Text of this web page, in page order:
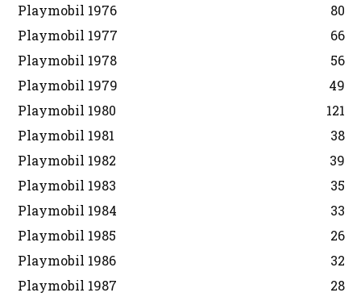
Playmobil 1976
80
Playmobil 1977
66
Playmobil 1978
56
Playmobil 1979
49
Playmobil 1980
121
Playmobil 1981
38
Playmobil 1982
39
Playmobil 1983
35
Playmobil 1984
33
Playmobil 1985
26
Playmobil 1986
32
Playmobil 1987
28